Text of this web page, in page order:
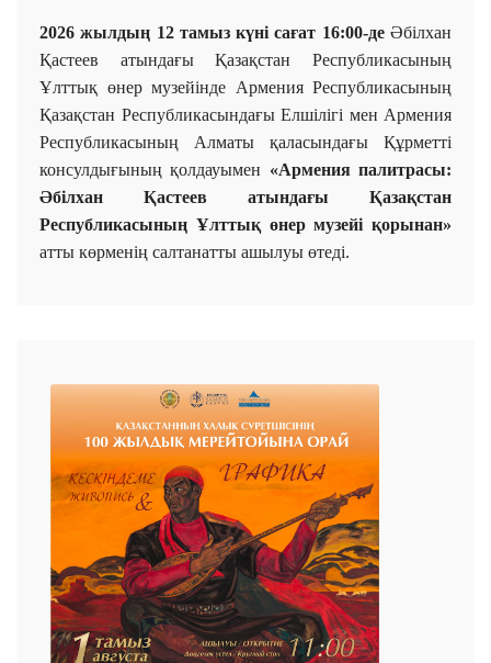
2026 жылдың 12 тамыз күні сағат 16:00-деӘбілхан
Қастеев атындағы Қазақстан Республикасының
Ұлттық өнер музейінде Армения Республикасының
Қазақстан Республикасындағы Елшілігі мен Армения
Республикасының Алматы қаласындағы Құрметті
консулдығының қолдауымен «Армения палитрасы:
Әбілхан Қастеев атындағы Қазақстан
Республикасының Ұлттық өнер музейі қорынан»
атты көрменің салтанатты ашылуы өтеді.